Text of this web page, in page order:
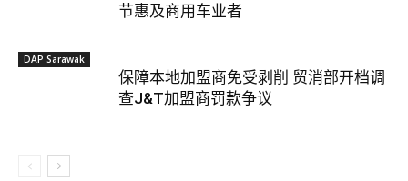
节惠及商用车业者
DAP Sarawak
保障本地加盟商免受剥削 贸消部开档调
查J&T加盟商罚款争议